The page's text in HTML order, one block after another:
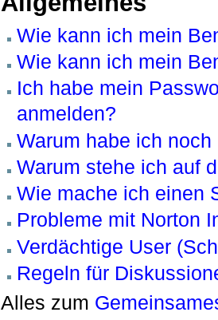
Wie kann ich mein
Wie kann ich mein
Ich habe mein
anmelden?
Warum habe ich
Warum stehe ich auf
Wie mache ich einen
Probleme mit Norton
Verdächtige User
Regeln für
Alles zum